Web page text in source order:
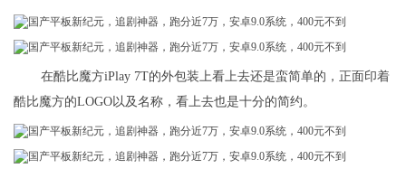
在酷比魔方iPlay 7T的外包装上看上去还是蛮简单的，正面印着
酷比魔方的LOGO以及名称，看上去也是十分的简约。